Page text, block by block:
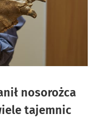
nosorożca
tajemnic